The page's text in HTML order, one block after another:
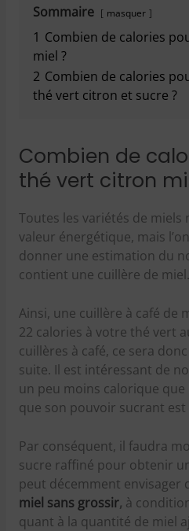
Sommaire masquer
1 Combien de calories
miel ?
2 Combien de calories
thé vert citron et sucre ?
Combien de
thé vert citron
Toutes les variétés de miels
valeur énergétique, mais
donner une estimation du
contient une cuillère de miel.
Ainsi, une cuillère à café de
22 calories à votre thé vert
cuillères à café, ce sera
suite. Il est intéressant de
un peu moins calorique
que son pouvoir sucrant est
Par conséquent, il faudra
sucre raffiné pour obtenir
peut décemment envisager
miel sans grossir, à
quant à la quantité de miel